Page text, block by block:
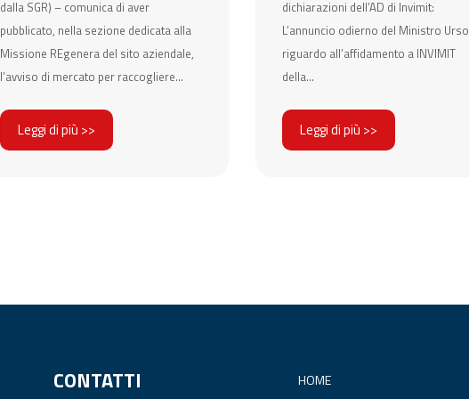
dalla SGR) – comunica di aver
pubblicato, nella sezione dedicata alla
Missione REgenera del sito aziendale,
l’avviso di mercato per raccogliere...
Leggi di più >>
dichiarazioni dell’AD di Invimit:
L’annuncio odierno del Ministro Urso
riguardo all’affidamento a INVIMIT
della...
Leggi di più >>
CONTATTI
HOME